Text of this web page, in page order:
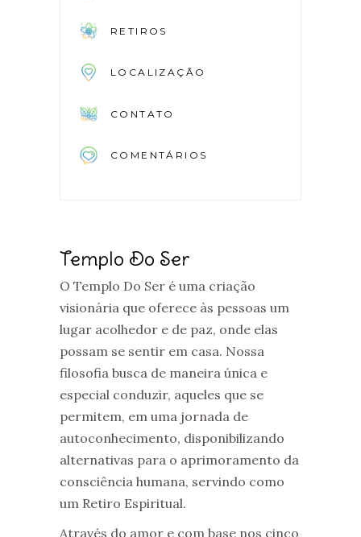
Templo Do Ser
O Templo Do Ser é uma criação
visionária que oferece às pessoas um
lugar acolhedor e de paz, onde elas
possam se sentir em casa. Nossa
filosofia busca de maneira única e
especial conduzir, aqueles que se
permitem, em uma jornada de
autoconhecimento, disponibilizando
alternativas para o aprimoramento da
consciência humana, servindo como
um Retiro Espiritual.
Através do amor e com base nos cinco
RETIROS
LOCALIZAÇÃO
CONTATO
COMENTÁRIOS